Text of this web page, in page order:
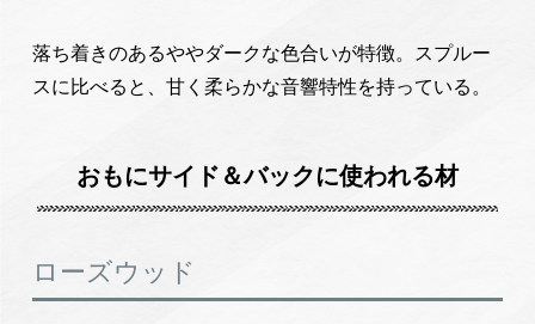
落ち着きのあるややダークな色合いが特徴。スプルー
スに比べると、甘く柔らかな音響特性を持っている。
おもにサイド＆バックに使われる材
ローズウッド